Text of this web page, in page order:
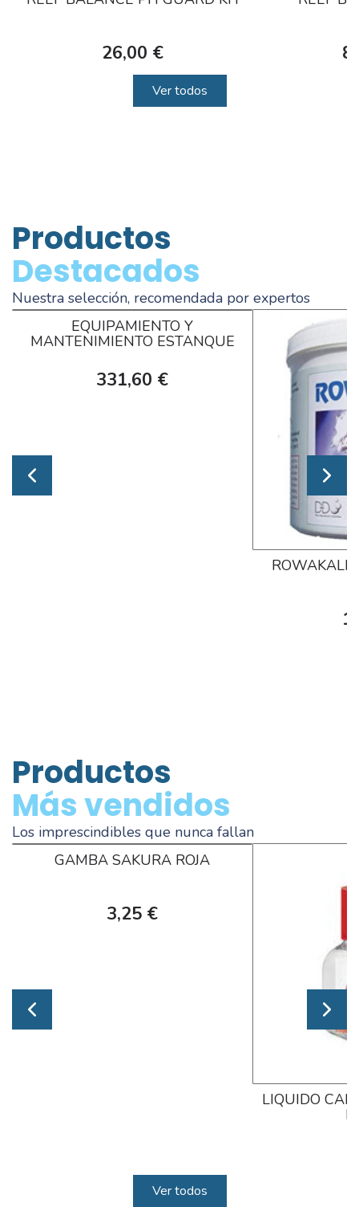
26,00 €
Ver todos
Productos
Destacados
Nuestra selección, recomendada por expertos
EQUIPAMIENTO Y
MANTENIMIENTO ESTANQUE
331,60 €
Productos
Más vendidos
Los imprescindibles que nunca fallan
GAMBA SAKURA ROJA
3,25 €
LIQUIDO
Ver todos